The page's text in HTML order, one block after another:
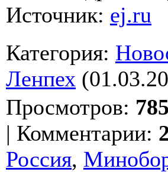
Источник: ej.ru
Категория:
Ленпех
Просмотров: 785
| Комментарии:
Россия,